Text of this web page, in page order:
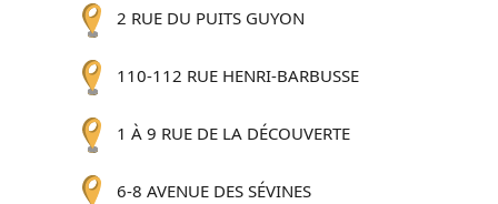
2 RUE DU PUITS GUYON
110-112 RUE HENRI-BARBUSSE
1 À 9 RUE DE LA DÉCOUVERTE
6-8 AVENUE DES SÉVINES